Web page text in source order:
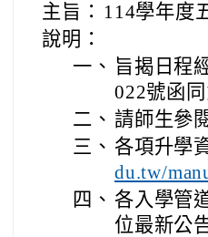
主旨： 114學年度
說明：
一、 旨揭日程
022號函同
二、 請師生參
三、 各項升學
du.tw/
四、 各入學管
位最新公